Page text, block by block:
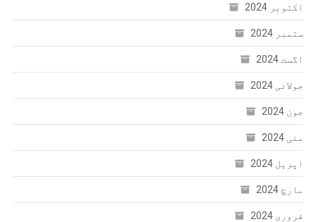
اکتوبر 2024
ستمبر 2024
اگست 2024
جولائی 2024
جون 2024
مئی 2024
اپریل 2024
مارچ 2024
فروری 2024